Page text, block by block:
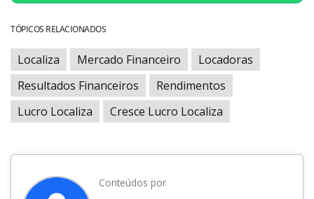
TÓPICOS RELACIONADOS
Localiza Mercado Financeiro
Locadoras
Resultados Financeiros
Rendimentos
Lucro Localiza
Cresce Lucro Localiza
Conteúdos por